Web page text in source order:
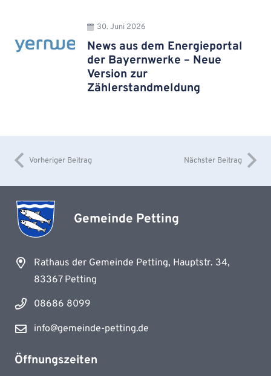
30. Juni 2026
News aus dem Energieportal
der Bayernwerke – Neue
Version zur
Zählerstandmeldung
Vorheriger Beitrag Nächster Beitrag
Gemeinde Petting
Rathaus der Gemeinde Petting, Hauptstr. 34,
83367 Petting
08686 8099
info@gemeinde-petting.de
Öffnungszeiten